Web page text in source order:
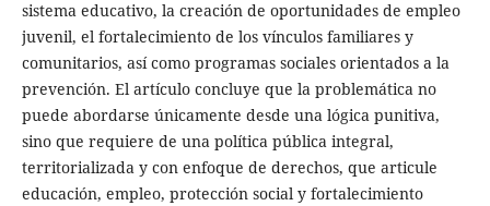
sistema educativo, la creación de oportunidades de empleo
juvenil, el fortalecimiento de los vínculos familiares y
comunitarios, así como programas sociales orientados a la
prevención. El artículo concluye que la problemática no
puede abordarse únicamente desde una lógica punitiva,
sino que requiere de una política pública integral,
territorializada y con enfoque de derechos, que articule
educación, empleo, protección social y fortalecimiento